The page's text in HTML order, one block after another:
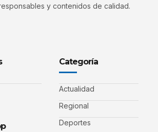
y contenidos de calidad.
Categoría
Actualidad
Regional
Deportes